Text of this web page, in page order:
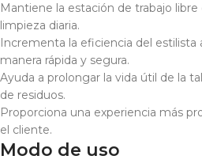
Mantiene la estación de trabajo
limpieza diaria.
Incrementa la eficiencia del estilista
manera rápida y segura.
Ayuda a prolongar la vida útil de la
de residuos.
Proporciona una experiencia más
el cliente.
Modo de uso